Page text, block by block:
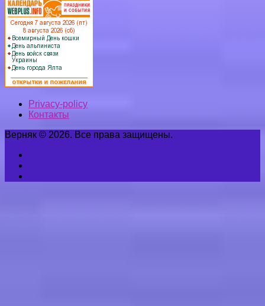
Privacy-policy
Контакты
Верняк © 2026. Все права защищены.